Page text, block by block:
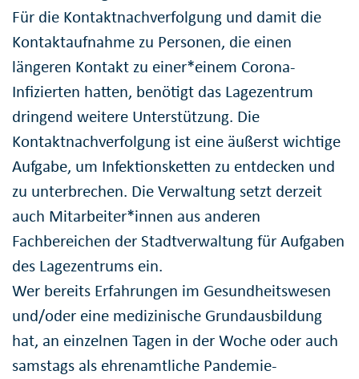
Für die Kontaktnachverfolgung und damit die
Kontaktaufnahme zu Personen, die einen
längeren Kontakt zu einer*einem Corona-
Infizierten hatten, benötigt das Lagezentrum
dringend weitere Unterstützung. Die
Kontaktnachverfolgung ist eine äußerst wichtige
Aufgabe, um Infektionsketten zu entdecken und
zu unterbrechen. Die Verwaltung setzt derzeit
auch Mitarbeiter*innen aus anderen
Fachbereichen der Stadtverwaltung für Aufgaben
des Lagezentrums ein.
Wer bereits Erfahrungen im Gesundheitswesen
und/oder eine medizinische Grundausbildung
hat, an einzelnen Tagen in der Woche oder auch
samstags als ehrenamtliche Pandemie-